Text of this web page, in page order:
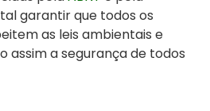
garantir que todos os
as leis ambientais e
assim a segurança de todos